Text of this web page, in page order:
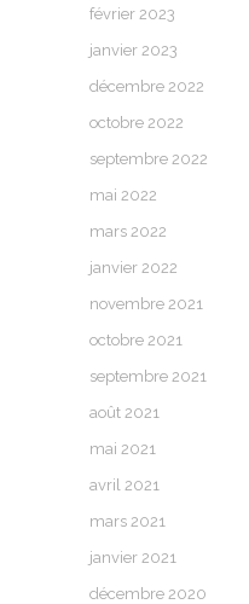
février 2023
janvier 2023
décembre 2022
octobre 2022
septembre 2022
mai 2022
mars 2022
janvier 2022
novembre 2021
octobre 2021
septembre 2021
août 2021
mai 2021
avril 2021
mars 2021
janvier 2021
décembre 2020